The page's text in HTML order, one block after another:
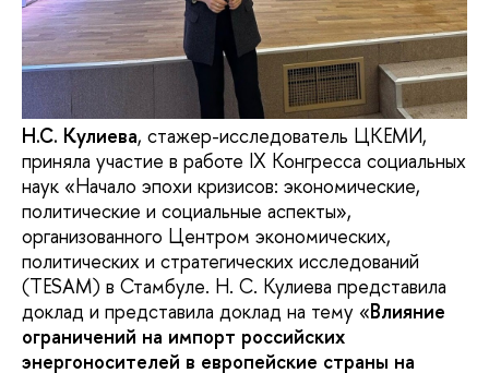
Н.С. Кулиева, стажер-исследователь ЦКЕМИ,
приняла участие в работе IX Конгресса социальных
наук «Начало эпохи кризисов: экономические,
политические и социальные аспекты»,
организованного Центром экономических,
политических и стратегических исследований
(TESAM) в Стамбуле. Н. С. Кулиева представила
доклад и представила доклад на тему «Влияние
ограничений на импорт российских
энергоносителей в европейские страны на